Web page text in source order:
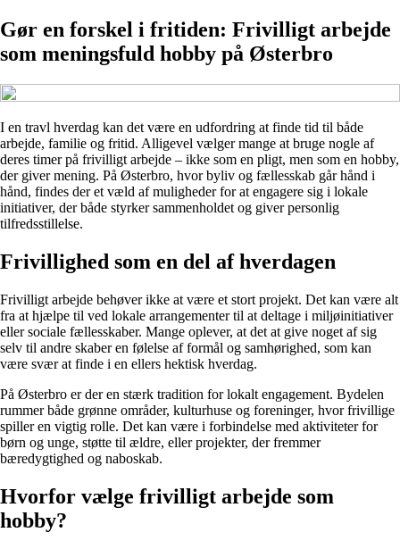
Gør en forskel i fritiden: Frivilligt arbejde
som meningsfuld hobby på Østerbro
I en travl hverdag kan det være en udfordring at finde tid til både
arbejde, familie og fritid. Alligevel vælger mange at bruge nogle af
deres timer på frivilligt arbejde – ikke som en pligt, men som en hobby,
der giver mening. På Østerbro, hvor byliv og fællesskab går hånd i
hånd, findes der et væld af muligheder for at engagere sig i lokale
initiativer, der både styrker sammenholdet og giver personlig
tilfredsstillelse.
Frivillighed som en del af hverdagen
Frivilligt arbejde behøver ikke at være et stort projekt. Det kan være alt
fra at hjælpe til ved lokale arrangementer til at deltage i miljøinitiativer
eller sociale fællesskaber. Mange oplever, at det at give noget af sig
selv til andre skaber en følelse af formål og samhørighed, som kan
være svær at finde i en ellers hektisk hverdag.
På Østerbro er der en stærk tradition for lokalt engagement. Bydelen
rummer både grønne områder, kulturhuse og foreninger, hvor frivillige
spiller en vigtig rolle. Det kan være i forbindelse med aktiviteter for
børn og unge, støtte til ældre, eller projekter, der fremmer
bæredygtighed og naboskab.
Hvorfor vælge frivilligt arbejde som
hobby?